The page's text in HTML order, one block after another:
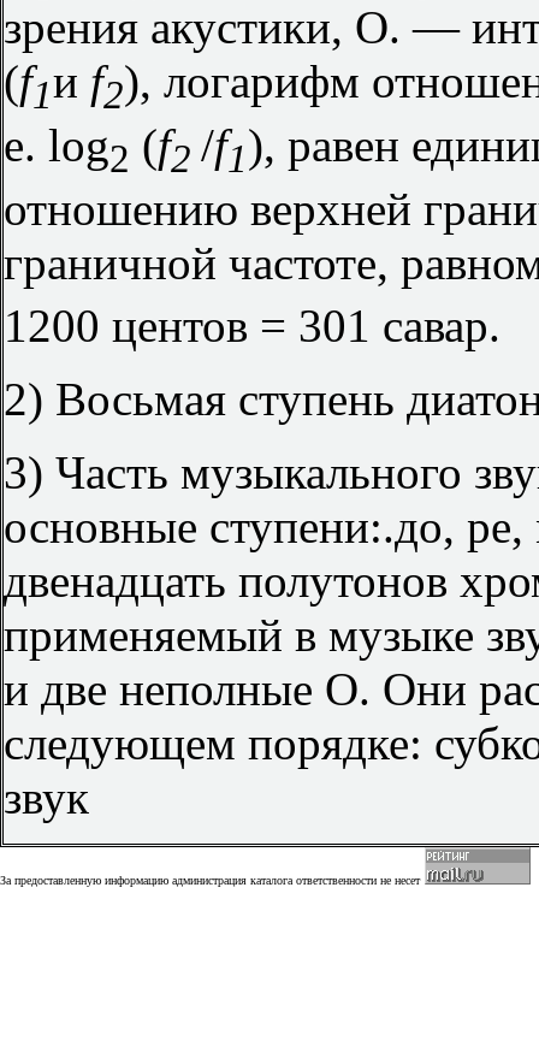
зрения акустики, О. —
(f1и f2), логарифм
е. log2 (f2 /f1), равен
отношению верхней
граничной частоте,
1200 центов = 301 савар.
2) Восьмая ступень
3) Часть музыкального
основные ступени:.до,
двенадцать полутонов
применяемый в музыке
и две неполные О. Они
следующем порядке:
звук
За предоставленную информацию администрация каталога ответственности не несет